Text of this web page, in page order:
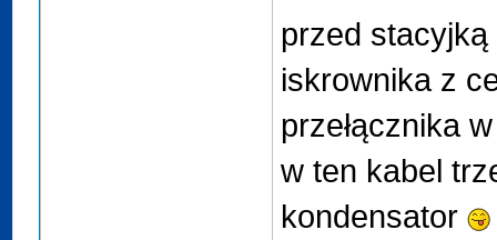
przed
iskrownika z
przełącznika
w ten kabel
kondensator